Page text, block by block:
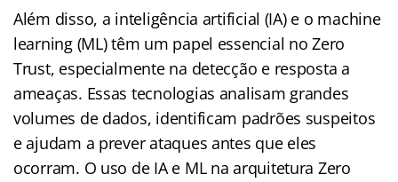
Além disso, a inteligência artificial (IA) e o machine
learning (ML) têm um papel essencial no Zero
Trust, especialmente na detecção e resposta a
ameaças. Essas tecnologias analisam grandes
volumes de dados, identificam padrões suspeitos
e ajudam a prever ataques antes que eles
ocorram. O uso de IA e ML na arquitetura Zero